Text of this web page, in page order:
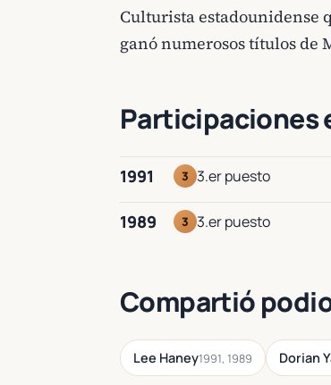
Culturista estadounidense
ganó numerosos títulos de
Participaciones
1991 3 3.er puesto
1989 3 3.er puesto
Compartió
Lee Haney1991, 1989 Dorian